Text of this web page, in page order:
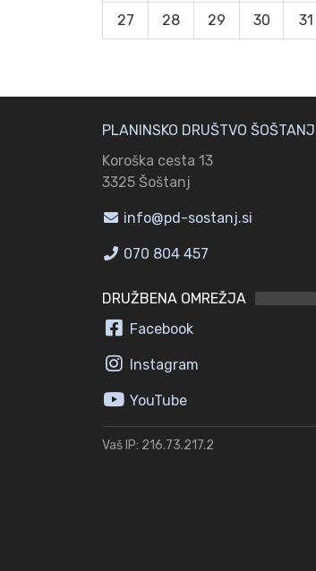
27 28 29 30 31
PLANINSKO DRUŠTVO ŠOŠTANJ
Koroška cesta 13
3325 Šoštanj
info@pd-sostanj.si
070 804 457
DRUŽBENA OMREŽJA
Facebook
Instagram
YouTube
Vaš IP: 216.73.217.2